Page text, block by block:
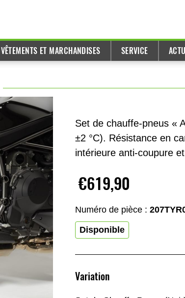
VÊTEMENTS ET MARCHANDISES SERVICE
Set de chauffe-pneus «
±2 °C). Résistance en
intérieure anti-coupure
€619,90
Numéro de pièce :
Disponible
Variation